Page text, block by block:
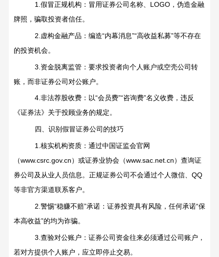
1. 假冒正规机构：冒用证券公司名称、 LOGO，伪造金融
牌照，骗取投资者信任。
2. 虚构金融产品：编造“内幕消息”“高收益私募”等不存在
的投资机会。
3. 资金脱离监管：要求投资者向个人账户或空壳公司转
账，而非证券公司对公账户。
4.非法荐股收费：以“会员费”“咨询费”名义收费，违反
《证券法》关于投顾业务的规定。
四、识别假冒证券公司的技巧
1.核实机构资质：通过中国证监会官网
（www.csrc.gov.cn）或证券业协会（www.sac.net.cn）查询证
券公司及从业人员信息。正规证券公司不会通过个人微信、 QQ
等非官方渠道联系客户。
2. 警惕“稳赚不赔”承诺：证券投资具有风险，任何承诺“保
本高收益”的均为诈骗。
3. 查验对公账户：证券公司资金往来必须通过公司账户，
若对方提供个人账户，应立即停止交易。